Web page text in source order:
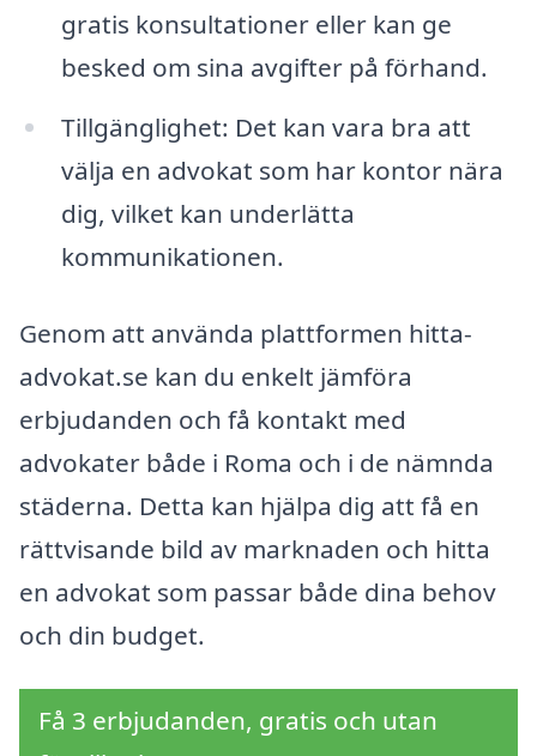
gratis konsultationer eller kan ge
besked om sina avgifter på förhand.
Tillgänglighet: Det kan vara bra att
välja en advokat som har kontor nära
dig, vilket kan underlätta
kommunikationen.
Genom att använda plattformen hitta-
advokat.se kan du enkelt jämföra
erbjudanden och få kontakt med
advokater både i Roma och i de nämnda
städerna. Detta kan hjälpa dig att få en
rättvisande bild av marknaden och hitta
en advokat som passar både dina behov
och din budget.
Få 3 erbjudanden, gratis och utan